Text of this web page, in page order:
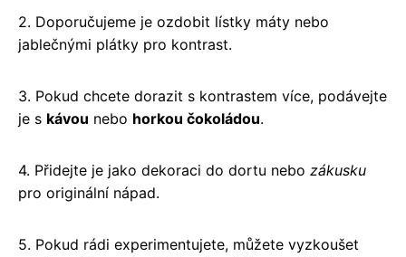
2. Doporučujeme je ozdobit lístky máty nebo
jablečnými plátky pro kontrast.
3. Pokud chcete dorazit s kontrastem více, podávejte
je s kávou nebo horkou čokoládou.
4. Přidejte je jako dekoraci do dortu nebo zákusku
pro originální nápad.
5. Pokud rádi experimentujete, můžete vyzkoušet